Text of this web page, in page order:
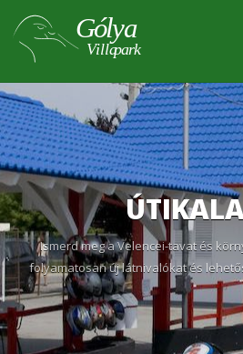
Ismerd meg a Velencei-tavat és
folyamatosan új látnivalókat és